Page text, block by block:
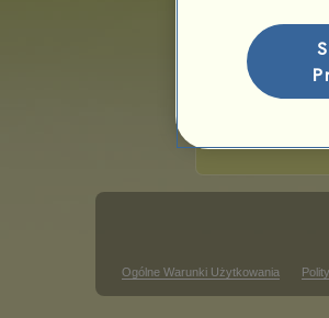
Zwycięstwa
Brak
Ogólne Warunki Użytkowania